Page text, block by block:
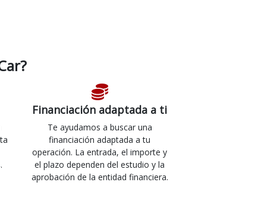
Financiación adaptada a ti
Te ayudamos a buscar una
financiación adaptada a tu
operación. La entrada, el importe y
el plazo dependen del estudio y la
aprobación de la entidad financiera.